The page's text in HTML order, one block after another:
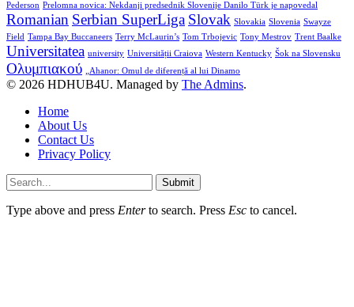
Pederson Prelomna novica: Nekdanji predsednik Slovenije Danilo Türk je napovedal
Romanian Serbian SuperLiga Slovak Slovakia Slovenia Swayze
Field Tampa Bay Buccaneers Terry McLaurin’s Tom Trbojevic Tony Mestrov Trent Baalke
Universitatea university Universității Craiova Western Kentucky Šok na Slovensku
Ολυμπιακού „Ahanor: Omul de diferență al lui Dinamo
© 2026 HDHUB4U. Managed by The Admins.
Home
About Us
Contact Us
Privacy Policy
Submit
Type above and press Enterto search. Press Esc to cancel.